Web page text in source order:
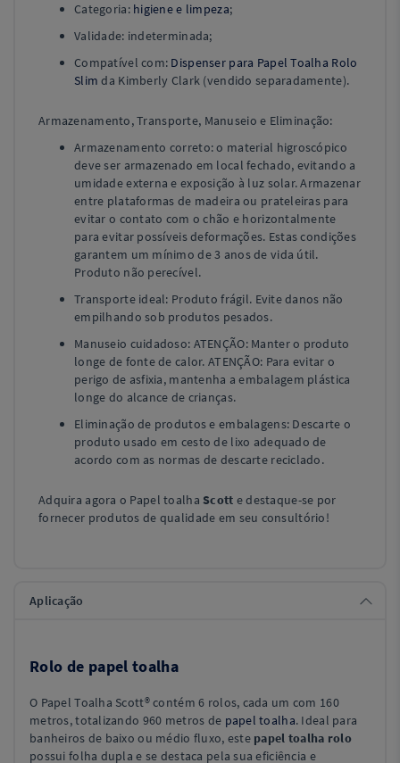
Categoria: higiene e limpeza;
Validade: indeterminada;
Compatível com: Dispenser para Papel Toalha Rolo
Slim da Kimberly Clark (vendido separadamente).
Armazenamento, Transporte, Manuseio e Eliminação:
Armazenamento correto: o material higroscópico
deve ser armazenado em local fechado, evitando a
umidade externa e exposição à luz solar. Armazenar
entre plataformas de madeira ou prateleiras para
evitar o contato com o chão e horizontalmente
para evitar possíveis deformações. Estas condições
garantem um mínimo de 3 anos de vida útil.
Produto não perecível.
Transporte ideal: Produto frágil. Evite danos não
empilhando sob produtos pesados.
Manuseio cuidadoso: ATENÇÃO: Manter o produto
longe de fonte de calor. ATENÇÃO: Para evitar o
perigo de asfixia, mantenha a embalagem plástica
longe do alcance de crianças.
Eliminação de produtos e embalagens: Descarte o
produto usado em cesto de lixo adequado de
acordo com as normas de descarte reciclado.
Adquira agora o Papel toalhaScott e destaque-se por
fornecer produtos de qualidade em seu consultório!
Aplicação
Rolo de papel toalha
O Papel Toalha Scott® contém 6 rolos, cada um com 160
metros, totalizando 960 metros de papel toalha. Ideal para
banheiros de baixo ou médio fluxo, este papel toalha rolo
possui folha dupla e se destaca pela sua eficiência e